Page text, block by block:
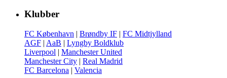
Klubber
FC København | Brøndby IF | FC Midtjylland
AGF | AaB | Lyngby Boldklub
Liverpool | Manchester United
Manchester City | Real Madrid
FC Barcelona | Valencia